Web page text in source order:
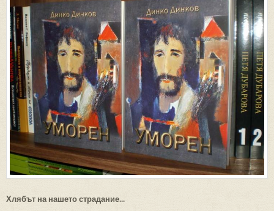
Хлябът на нашето страдание...